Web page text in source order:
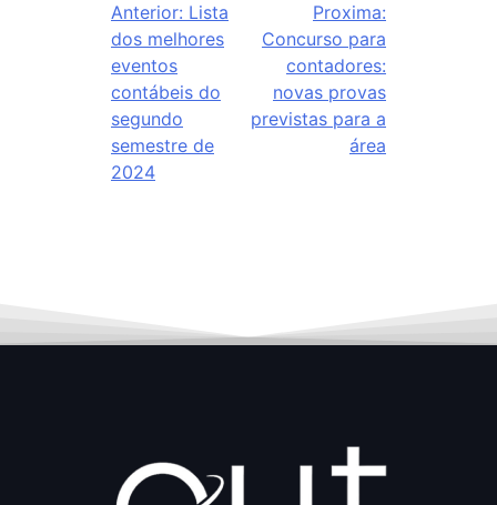
Anterior: Lista
dos melhores
eventos
contábeis do
segundo
semestre de
2024
Proxima:
Concurso para
contadores:
novas provas
previstas para a
área